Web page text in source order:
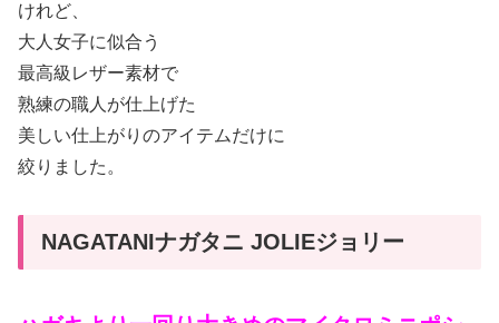
けれど、
大人女子に似合う
最高級レザー素材で
熟練の職人が仕上げた
美しい仕上がりのアイテムだけに
絞りました。
NAGATANIナガタニ JOLIEジョリー